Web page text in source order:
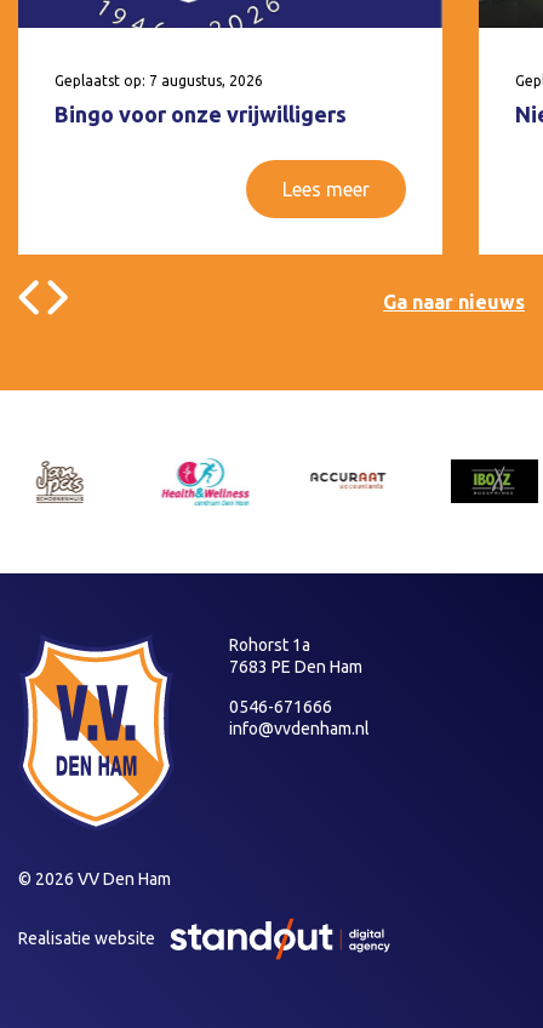
Geplaatst op: 7 augustus, 2026
Bingo voor onze vrijwilligers
Lees meer
Ga naar nieuws
Rohorst 1a
7683 PE Den Ham
0546-671666
info@vvdenham.nl
© 2026 VV Den Ham
Realisatie website